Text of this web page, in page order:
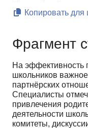
Копировать для
Фрагмент
На эффективность
школьников
партнёрских
Специалисты
привлечения
деятельности
комитеты,